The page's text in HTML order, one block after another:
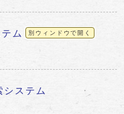
ム 別ウィンドウで開く
ステム